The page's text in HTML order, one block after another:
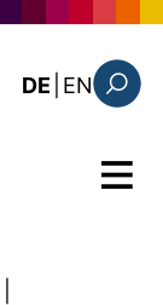
DE EN: the
Menü